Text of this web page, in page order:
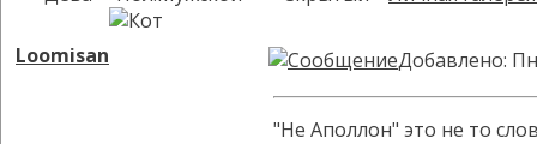
Loomisan Добавлено:
"Не Аполлон" это не то